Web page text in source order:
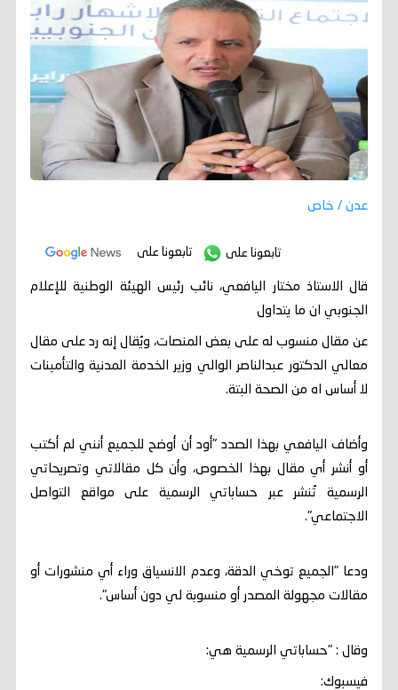
عدن / خاص
تابعونا على تابعونا على
قال الاستاذ مختار اليافعي، نائب رئيس الهيئة الوطنية للإعلام
الجنوبي ان ما يتداول
عن مقال منسوب له على بعض المنصات، ويُقال إنه رد على مقال
معالي الدكتور عبدالناصر الوالي وزير الخدمة المدنية والتأمينات
لا أساس اه من الصحة البتة.
وأضاف اليافعي بهذا الصدد "أود أن أوضح للجميع أنني لم أكتب
أو أنشر أي مقال بهذا الخصوص، وأن كل مقالاتي وتصريحاتي
الرسمية تُنشر عبر حساباتي الرسمية على مواقع التواصل
الاجتماعي".
ودعا "الجميع توخي الدقة، وعدم الانسياق وراء أي منشورات أو
مقالات مجهولة المصدر أو منسوبة لي دون أساس".
وقال : "حساباتي الرسمية هي:
فيسبوك: